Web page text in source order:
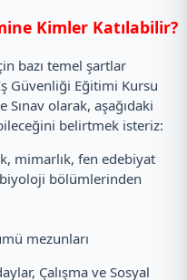
Kimler Katılabilir?
bazı temel şartlar
İş Güvenliği Eğitimi Kursu
olarak, aşağıdaki
belirtmek isteriz:
mimarlık, fen edebiyat
bölümlerinden
mezunları
Çalışma ve Sosyal